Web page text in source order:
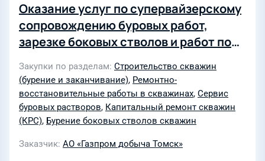
Оказание услуг по супервайзерскому
сопровождению буровых работ,
зарезке боковых стволов и работ по
скважин для нужд АО "Томскгазпром"
Закупки по разделам Строительство скважин
(бурение и заканчивание), Ремонтно-
восстановительные работы в скважинах, Сервис
буровых растворов, Капитальный ремонт скважин
(КРС), Бурение боковых стволов скважин
Заказчик АО «Газпром добыча Томск»